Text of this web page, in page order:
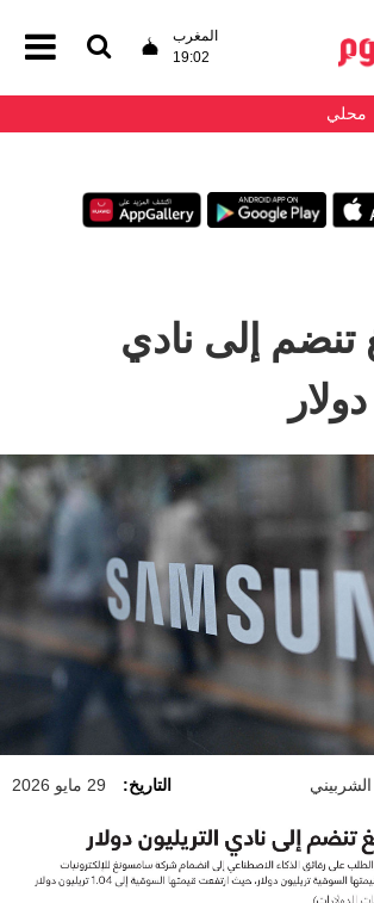
المغرب
19:02
محلي
إلى نادي
التاريخ: 29 مايو 2026